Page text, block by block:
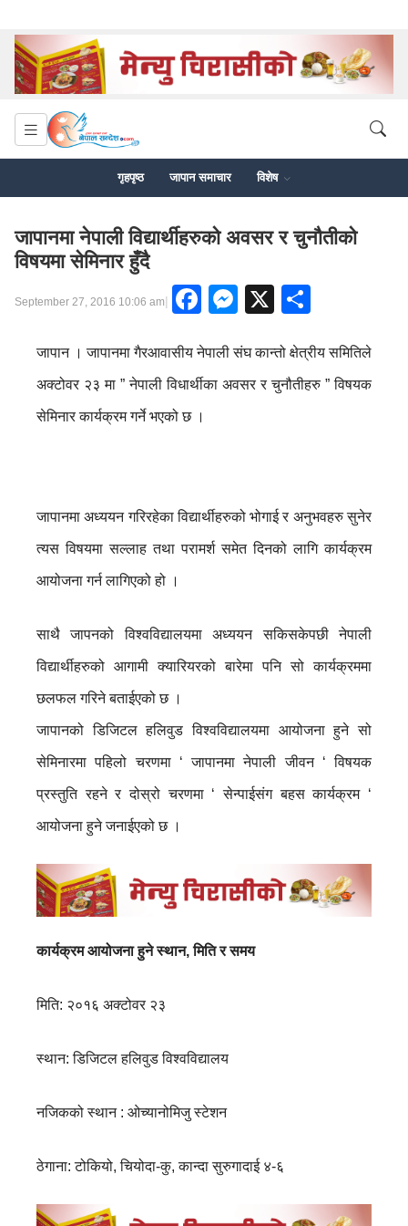
गृहपृष्ठ जापान समाचार विशेष
जापानमा नेपाली विद्यार्थीहरुको अवसर र चुनौतीको
विषयमा सेमिनार हुँदै
September 27, 2016 10:06 am| Facebook
Messenger
X
जापान । जापानमा गैरआवासीय नेपाली संघ कान्तो क्षेत्रीय समितिले
अक्टोवर २३ मा ” नेपाली विधार्थीका अवसर र चुनौतीहरु ” विषयक
सेमिनार कार्यक्रम गर्ने भएको छ ।
जापानमा अध्ययन गरिरहेका विद्यार्थीहरुको भोगाई र अनुभवहरु सुनेर
त्यस विषयमा सल्लाह तथा परामर्श समेत दिनको लागि कार्यक्रम
आयोजना गर्न लागिएको हो ।
साथै जापनको विश्वविद्यालयमा अध्ययन सकिसकेपछी नेपाली
विद्यार्थीहरुको आगामी क्यारियरको बारेमा पनि सो कार्यक्रममा
छलफल गरिने बताईएको छ ।
जापानको डिजिटल हलिवुड विश्वविद्यालयमा आयोजना हुने सो
सेमिनारमा पहिलो चरणमा ‘ जापानमा नेपाली जीवन ‘ विषयक
प्रस्तुति रहने र दोस्रो चरणमा ‘ सेन्पाईसंग बहस कार्यक्रम ‘
आयोजना हुने जनाईएको छ ।
कार्यक्रम आयोजना हुने स्थान, मिति र समय
मिति: २०१६ अक्टोवर २३
स्थान: डिजिटल हलिवुड विश्वविद्यालय
नजिकको स्थान : ओच्यानोमिजु स्टेशन
ठेगाना: टोकियो, चियोदा-कु, कान्दा सुरुगादाई ४-६